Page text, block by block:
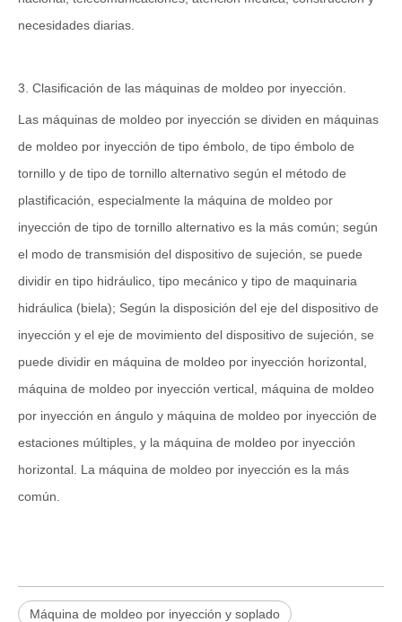
necesidades diarias.
3. Clasificación de las máquinas de moldeo por inyección.
Las máquinas de moldeo por inyección se dividen en máquinas
de moldeo por inyección de tipo émbolo, de tipo émbolo de
tornillo y de tipo de tornillo alternativo según el método de
plastificación, especialmente la máquina de moldeo por
inyección de tipo de tornillo alternativo es la más común; según
el modo de transmisión del dispositivo de sujeción, se puede
dividir en tipo hidráulico, tipo mecánico y tipo de maquinaria
hidráulica (biela); Según la disposición del eje del dispositivo de
inyección y el eje de movimiento del dispositivo de sujeción, se
puede dividir en máquina de moldeo por inyección horizontal,
máquina de moldeo por inyección vertical, máquina de moldeo
por inyección en ángulo y máquina de moldeo por inyección de
estaciones múltiples, y la máquina de moldeo por inyección
horizontal. La máquina de moldeo por inyección es la más
común.
Máquina de moldeo por inyección y soplado